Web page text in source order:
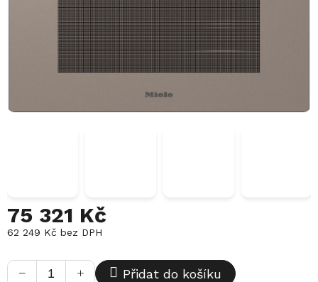
75 321 Kč
62 249 Kč bez DPH
cena:
+
− Přidat do košíku